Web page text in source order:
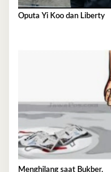
Oputa Yi Koo dan Liberty
Menghilang saat Bukber,